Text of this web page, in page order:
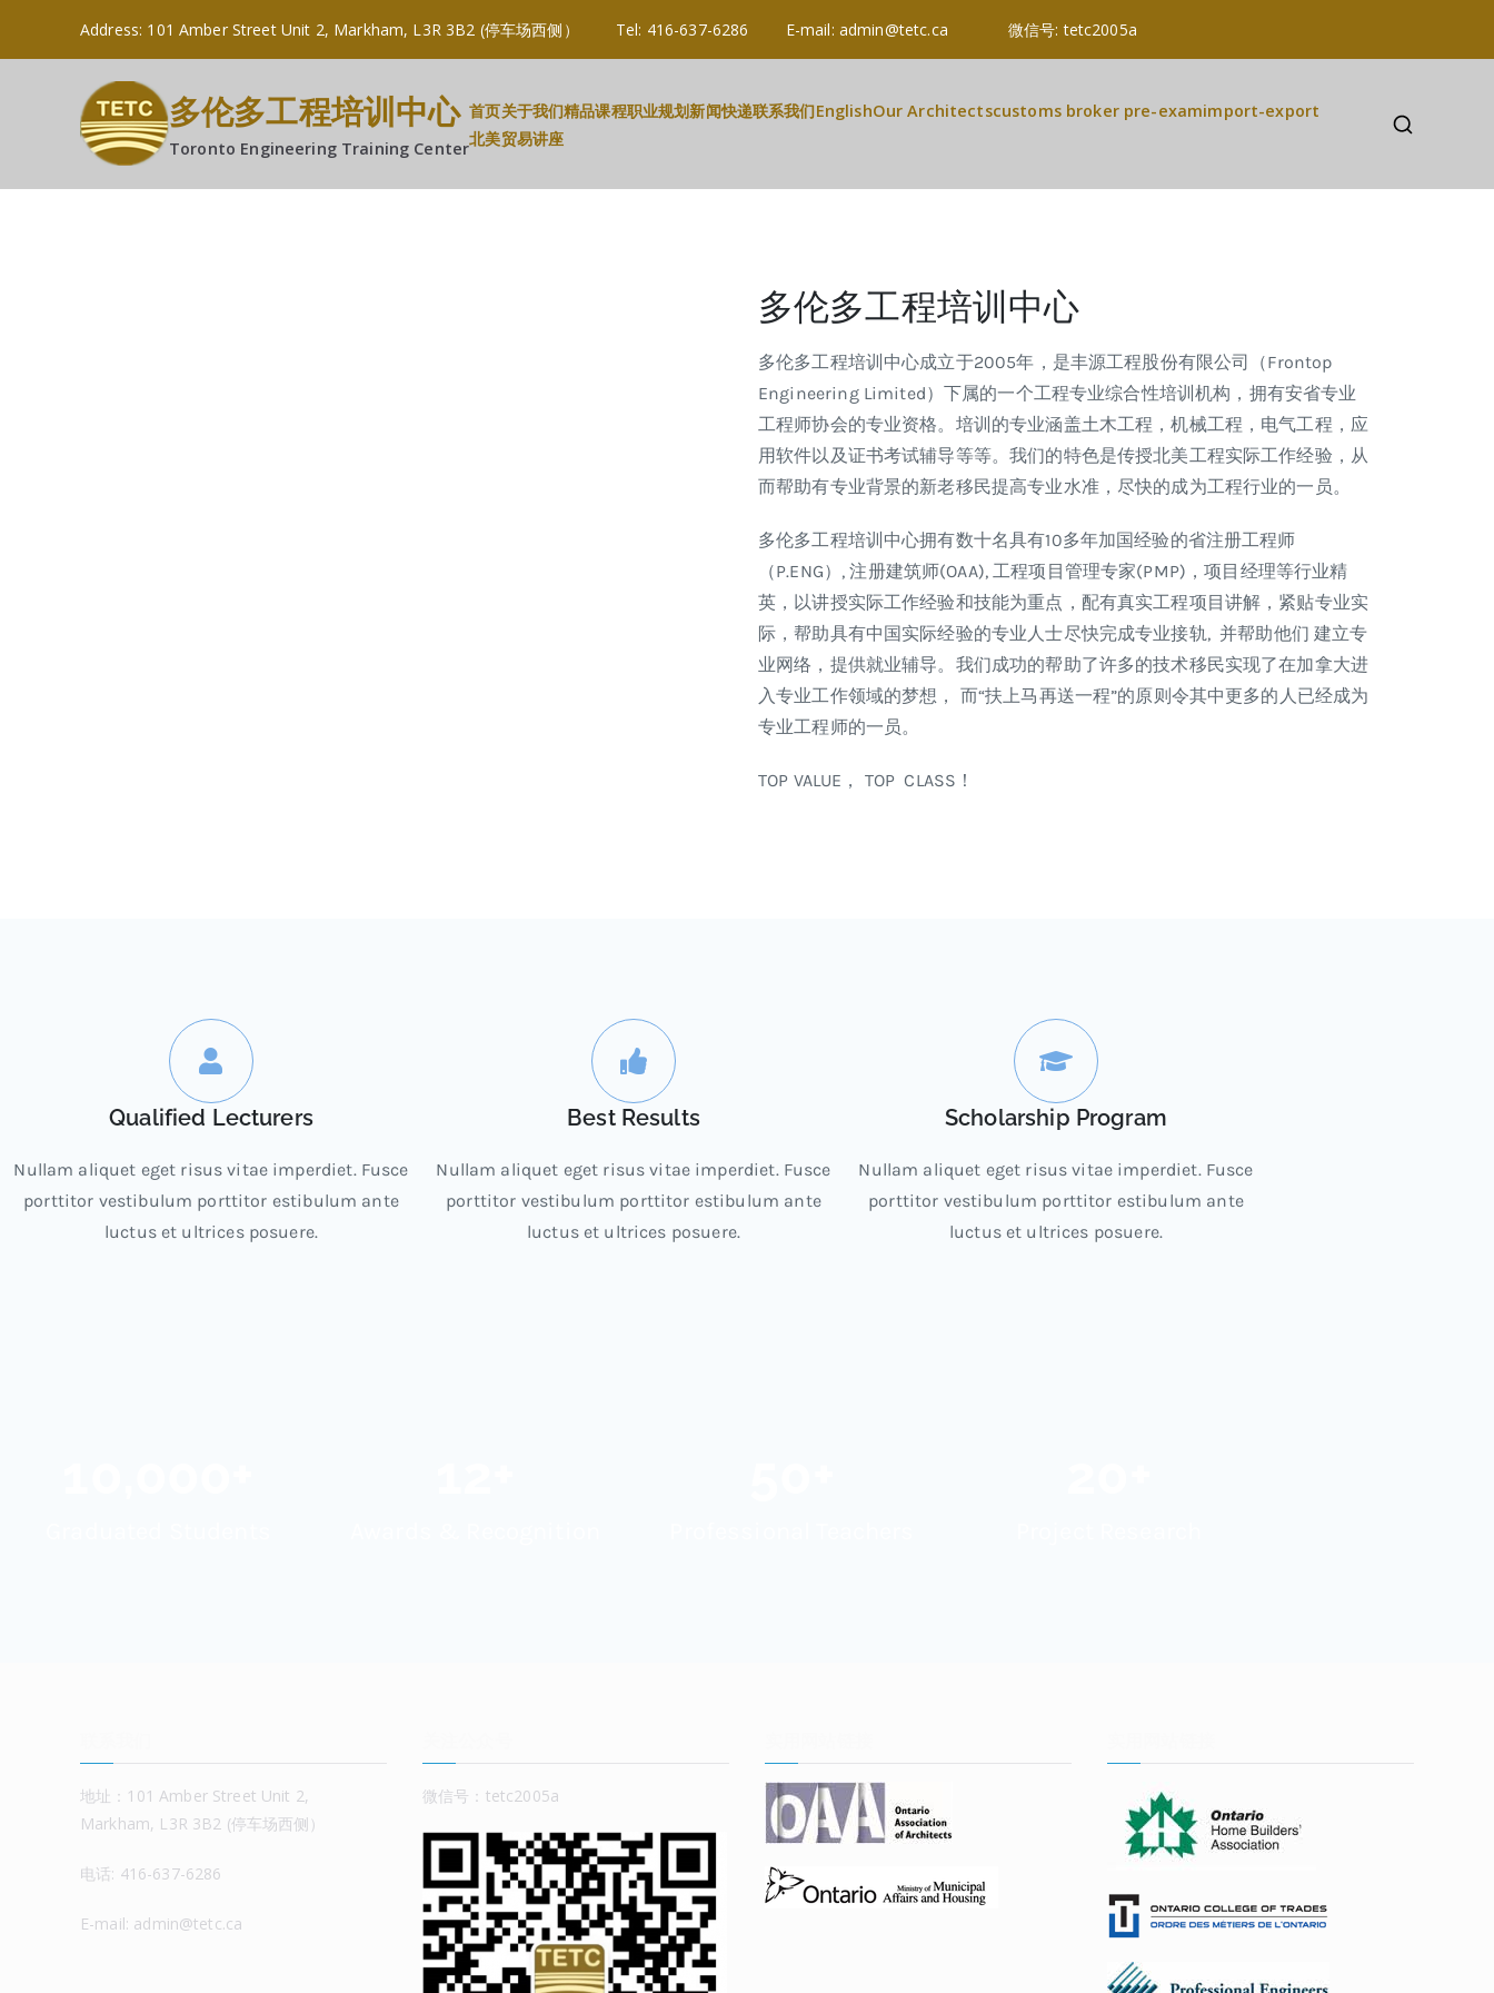
Address: 101 Amber Street Unit 2, Markham, L3R 3B2 (停车场西侧） Tel: 416-637-6286 E-mail: admin@tetc.ca 微信号: tetc2005a
多伦多工程培训中心
Toronto Engineering Training Center
首页关于我们精品课程职业规划新闻快递联系我们EnglishOur Architectscustoms broker pre-examimport-export
北美贸易讲座
多伦多工程培训中心
多伦多工程培训中心成立于2005年，是丰源工程股份有限公司（Frontop
Engineering Limited）下属的一个工程专业综合性培训机构，拥有安省专业
工程师协会的专业资格。培训的专业涵盖土木工程，机械工程，电气工程，应
用软件以及证书考试辅导等等。我们的特色是传授北美工程实际工作经验，从
而帮助有专业背景的新老移民提高专业水准，尽快的成为工程行业的一员。
多伦多工程培训中心拥有数十名具有10多年加国经验的省注册工程师
（P.ENG）, 注册建筑师(OAA), 工程项目管理专家(PMP)，项目经理等行业精
英，以讲授实际工作经验和技能为重点，配有真实工程项目讲解，紧贴专业实
际，帮助具有中国实际经验的专业人士尽快完成专业接轨, 并帮助他们 建立专
业网络，提供就业辅导。我们成功的帮助了许多的技术移民实现了在加拿大进
入专业工作领域的梦想， 而“扶上马再送一程”的原则令其中更多的人已经成为
专业工程师的一员。
TOP VALUE， TOP CLASS！
Qualified Lecturers
Nullam aliquet eget risus vitae imperdiet. Fusce
porttitor vestibulum porttitor estibulum ante
luctus et ultrices posuere.
Best Results
Nullam aliquet eget risus vitae imperdiet. Fusce
porttitor vestibulum porttitor estibulum ante
luctus et ultrices posuere.
Scholarship Program
Nullam aliquet eget risus vitae imperdiet. Fusce
porttitor vestibulum porttitor estibulum ante
luctus et ultrices posuere.
地址：101 Amber Street Unit 2,
Markham, L3R 3B2 (停车场西侧）
电话: 416-637-6286
E-mail: admin@tetc.ca
微信号：tetc2005a